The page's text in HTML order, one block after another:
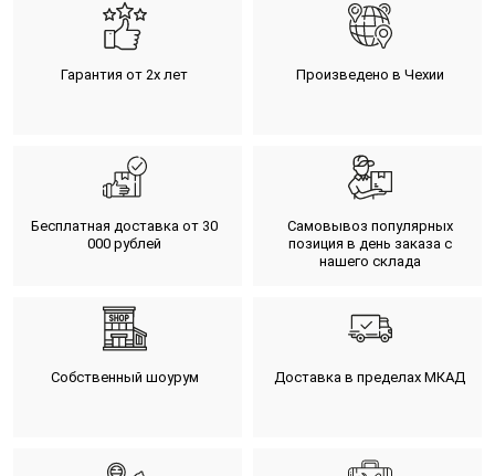
Гарантия от 2х лет Произведено в Чехии
Бесплатная доставка от 30
000 рублей
Самовывоз популярных
позиция в день заказа с
нашего склада
Собственный шоурум Доставка в пределах МКАД